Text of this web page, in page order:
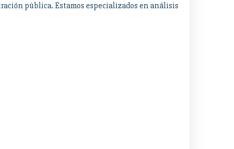
pública. Estamos especializados en análisis